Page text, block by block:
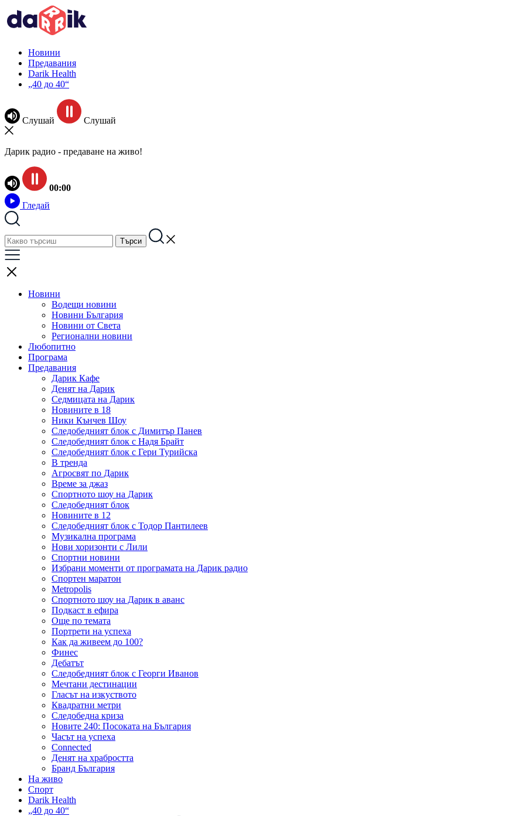
Новини
Предавания
Darik Health
„40 до 40“
Слушай Слушай
Дарик радио - предаване на живо!
00:00
Гледай
Новини
Водещи новини
Новини България
Новини от Света
Регионални новини
Любопитно
Програма
Предавания
Дарик Кафе
Денят на Дарик
Седмицата на Дарик
Новините в 18
Ники Кънчев Шоу
Следобедният блок с Димитър Панев
Следобедният блок с Надя Брайт
Следобедният блок с Гери Турийска
В тренда
Агросвят по Дарик
Време за джаз
Спортното шоу на Дарик
Следобедният блок
Новините в 12
Следобедният блок с Тодор Пантилеев
Музикална програма
Нови хоризонти с Лили
Спортни новини
Избрани моменти от програмата на Дарик радио
Спортен маратон
Metropolis
Спортното шоу на Дарик в аванс
Подкаст в ефира
Още по темата
Портрети на успеха
Как да живеем до 100?
Финес
Дебатът
Следобедният блок с Георги Иванов
Мечтани дестинации
Гласът на изкуството
Квадратни метри
Следобедна криза
Новите 240: Посоката на България
Часът на успеха
Connected
Денят на храбростта
Бранд България
На живо
Спорт
Darik Health
„40 до 40“